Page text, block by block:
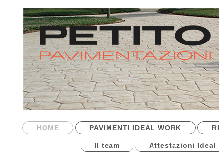
HOME PAVIMENTI IDEAL WORK
Il team Attestazioni Ideal